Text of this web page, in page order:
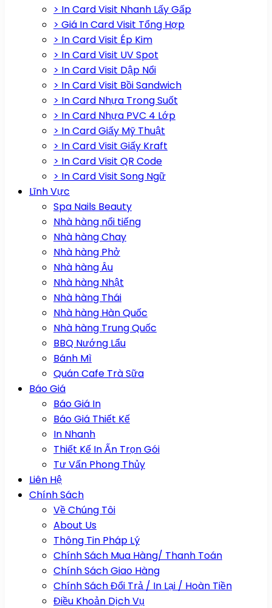
> In Card Visit Nhanh Lấy Gấp
> Giá In Card Visit Tổng Hợp
> In Card Visit Ép Kim
> In Card Visit UV Spot
> In Card Visit Dập Nổi
> In Card Visit Bồi Sandwich
> In Card Nhựa Trong Suốt
> In Card Nhựa PVC 4 Lớp
> In Card Giấy Mỹ Thuật
> In Card Visit Giấy Kraft
> In Card Visit QR Code
> In Card Visit Song Ngữ
Lĩnh Vực
Spa Nails Beauty
Nhà hàng nổi tiếng
Nhà hàng Chay
Nhà hàng Phở
Nhà hàng Âu
Nhà hàng Nhật
Nhà hàng Thái
Nhà hàng Hàn Quốc
Nhà hàng Trung Quốc
BBQ Nướng Lẩu
Bánh Mì
Quán Cafe Trà Sữa
Báo Giá
Báo Giá In
Báo Giá Thiết Kế
In Nhanh
Thiết Kế In Ấn Trọn Gói
Tư Vấn Phong Thủy
Liên Hệ
Chính Sách
Về Chúng Tôi
About Us
Thông Tin Pháp Lý
Chính Sách Mua Hàng/ Thanh Toán
Chính Sách Giao Hàng
Chính Sách Đổi Trả / In Lại / Hoàn Tiền
Điều Khoản Dịch Vụ